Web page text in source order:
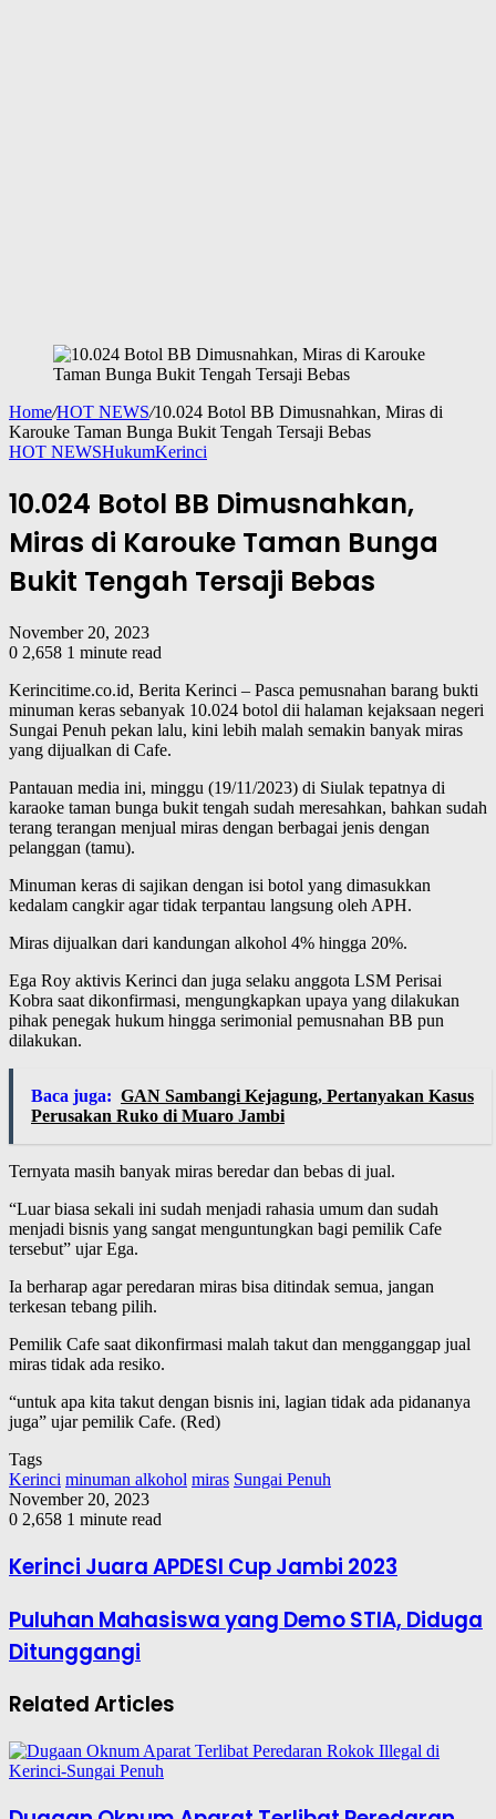
Home/HOT NEWS/10.024 Botol BB Dimusnahkan, Miras di
Karouke Taman Bunga Bukit Tengah Tersaji Bebas
HOT NEWSHukumKerinci
10.024 Botol BB Dimusnahkan,
Miras di Karouke Taman Bunga
Bukit Tengah Tersaji Bebas
November 20, 2023
0 2,658 1 minute read
Kerincitime.co.id, Berita Kerinci – Pasca pemusnahan barang bukti
minuman keras sebanyak 10.024 botol dii halaman kejaksaan negeri
Sungai Penuh pekan lalu, kini lebih malah semakin banyak miras
yang dijualkan di Cafe.
Pantauan media ini, minggu (19/11/2023) di Siulak tepatnya di
karaoke taman bunga bukit tengah sudah meresahkan, bahkan sudah
terang terangan menjual miras dengan berbagai jenis dengan
pelanggan (tamu).
Minuman keras di sajikan dengan isi botol yang dimasukkan
kedalam cangkir agar tidak terpantau langsung oleh APH.
Miras dijualkan dari kandungan alkohol 4% hingga 20%.
Ega Roy aktivis Kerinci dan juga selaku anggota LSM Perisai
Kobra saat dikonfirmasi, mengungkapkan upaya yang dilakukan
pihak penegak hukum hingga serimonial pemusnahan BB pun
dilakukan.
Baca juga: GAN Sambangi Kejagung, Pertanyakan Kasus
Perusakan Ruko di Muaro Jambi
Ternyata masih banyak miras beredar dan bebas di jual.
“Luar biasa sekali ini sudah menjadi rahasia umum dan sudah
menjadi bisnis yang sangat menguntungkan bagi pemilik Cafe
tersebut” ujar Ega.
Ia berharap agar peredaran miras bisa ditindak semua, jangan
terkesan tebang pilih.
Pemilik Cafe saat dikonfirmasi malah takut dan mengganggap jual
miras tidak ada resiko.
“untuk apa kita takut dengan bisnis ini, lagian tidak ada pidananya
juga” ujar pemilik Cafe. (Red)
Tags
Kerinci minuman alkohol miras Sungai Penuh
November 20, 2023
0 2,658 1 minute read
Kerinci Juara APDESI Cup Jambi 2023
Puluhan Mahasiswa yang Demo STIA, Diduga
Ditunggangi
Related Articles